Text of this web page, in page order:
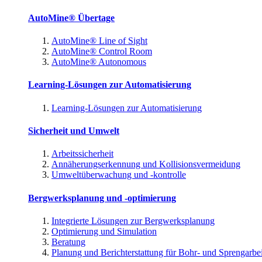
AutoMine® Übertage
AutoMine® Line of Sight
AutoMine® Control Room
AutoMine® Autonomous
Learning-Lösungen zur Automatisierung
Learning-Lösungen zur Automatisierung
Sicherheit und Umwelt
Arbeitssicherheit
Annäherungserkennung und Kollisionsvermeidung
Umweltüberwachung und -kontrolle
Bergwerksplanung und -optimierung
Integrierte Lösungen zur Bergwerksplanung
Optimierung und Simulation
Beratung
Planung und Berichterstattung für Bohr- und